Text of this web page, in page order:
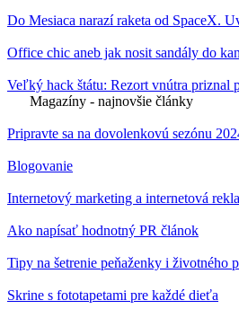
Do Mesiaca narazí raketa od SpaceX.
Office chic aneb jak nosit sandály do
Veľký hack štátu: Rezort vnútra priznal
Magazíny - najnovšie články
Pripravte sa na dovolenkovú sezónu
Blogovanie
Internetový marketing a internetová
Ako napísať hodnotný PR článok
Tipy na šetrenie peňaženky i životného
Skrine s fototapetami pre každé dieťa